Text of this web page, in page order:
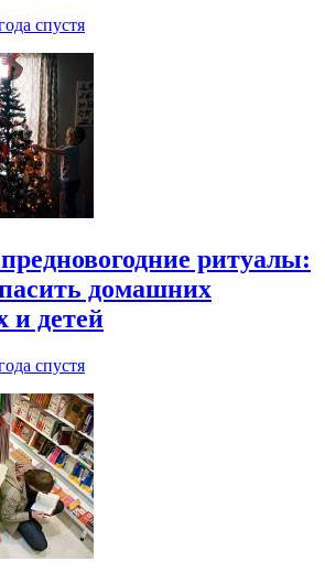
спустя
ритуалы:
домашних
и детей
спустя